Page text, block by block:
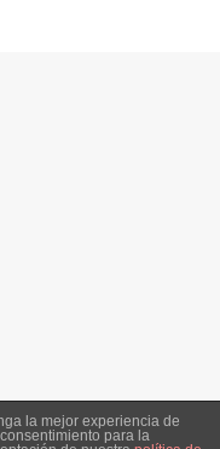
la mejor experiencia de
para la